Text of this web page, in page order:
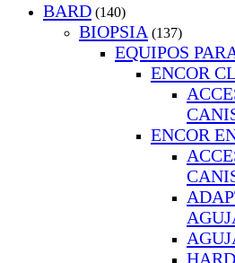
BARD (140)
BIOPSIA (137)
EQUIPOS
ENCOR
ENCOR